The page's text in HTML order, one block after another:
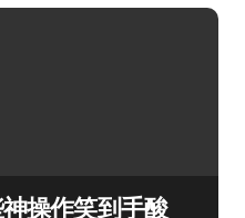
操作笑到手酸